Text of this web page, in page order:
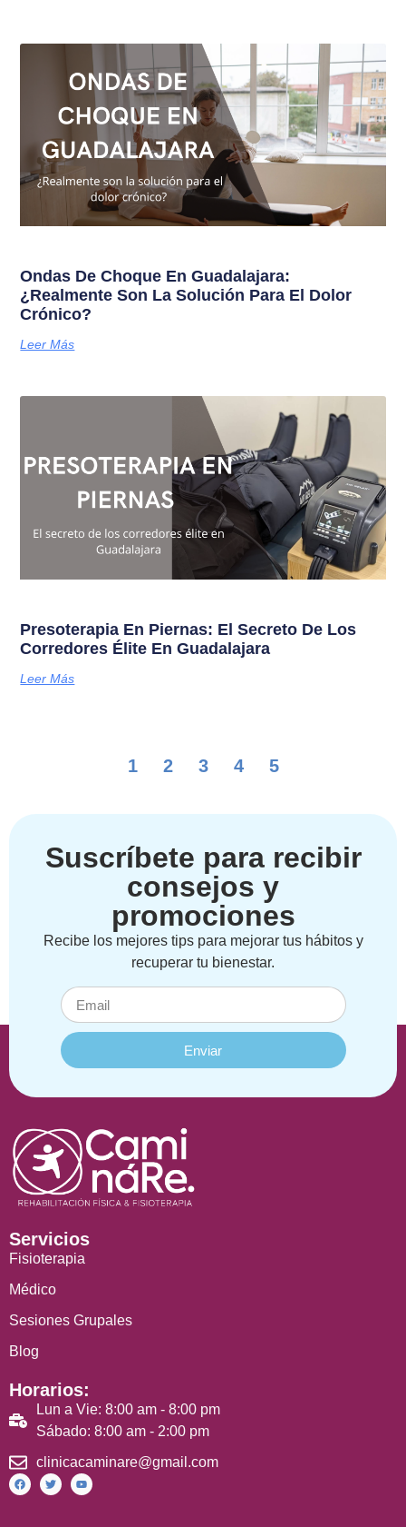
Ondas De Choque En Guadalajara:
¿Realmente Son La Solución Para El Dolor
Crónico?
Leer Más
Presoterapia En Piernas: El Secreto De Los
Corredores Élite En Guadalajara
Leer Más
1 2 3 4 5
Suscríbete para recibir
consejos y
promociones
Recibe los mejores tips para mejorar tus hábitos y
recuperar tu bienestar.
Enviar
Servicios
Fisioterapia
Médico
Sesiones Grupales
Blog
Horarios:
Lun a Vie: 8:00 am - 8:00 pm
Sábado: 8:00 am - 2:00 pm
clinicacaminare@gmail.com